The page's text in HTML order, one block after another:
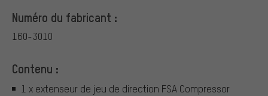
Numéro du fabricant :
160-3010
Contenu :
1 x extenseur de jeu de direction FSA Compressor